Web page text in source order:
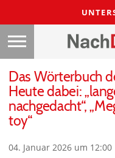
Das Wörterbuch
Heute dabei:
nachgedacht“,
toy“
04. Januar 2026 um 12:00